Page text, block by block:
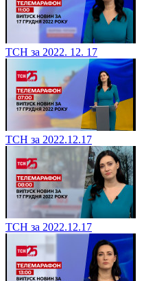
ТСН за 2022. 12. 17
ТСН за 2022.12.17
ТСН за 2022.12.17